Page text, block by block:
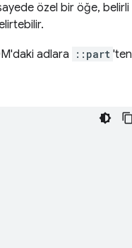
özel bir öğe, belirli
adlara ::part 'ten